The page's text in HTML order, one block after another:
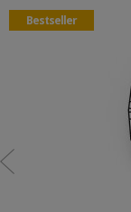
Bestseller